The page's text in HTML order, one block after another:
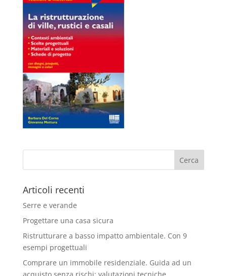
Articoli recenti
Serre e verande
Progettare una casa sicura
Ristrutturare a basso impatto ambientale. Con 9
esempi progettuali
Comprare un immobile residenziale. Guida ad un